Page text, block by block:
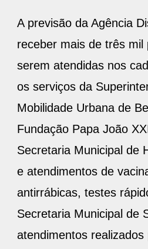
A previsão da Agência
receber mais de três mil
serem atendidas nos
os serviços da
Mobilidade Urbana de
Fundação Papa João
Secretaria Municipal de
e atendimentos de
antirrábicas, testes
Secretaria Municipal de
atendimentos realizados